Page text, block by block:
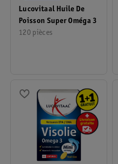
Lucovitaal Huile De
Poisson Super Oméga 3
120 pièces